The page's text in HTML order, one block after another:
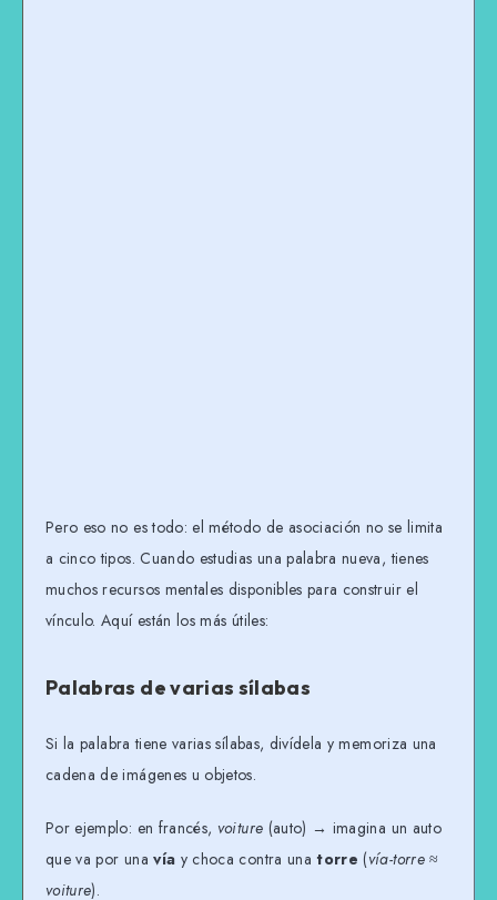
Pero eso no es todo: el método de asociación no se limita
a cinco tipos. Cuando estudias una palabra nueva, tienes
muchos recursos mentales disponibles para construir el
vínculo. Aquí están los más útiles:
Palabras de varias sílabas
Si la palabra tiene varias sílabas, divídela y memoriza una
cadena de imágenes u objetos.
Por ejemplo: en francés, voiture (auto) → imagina un auto
que va por unavía y choca contra unatorre (vía-torre≈
voiture).